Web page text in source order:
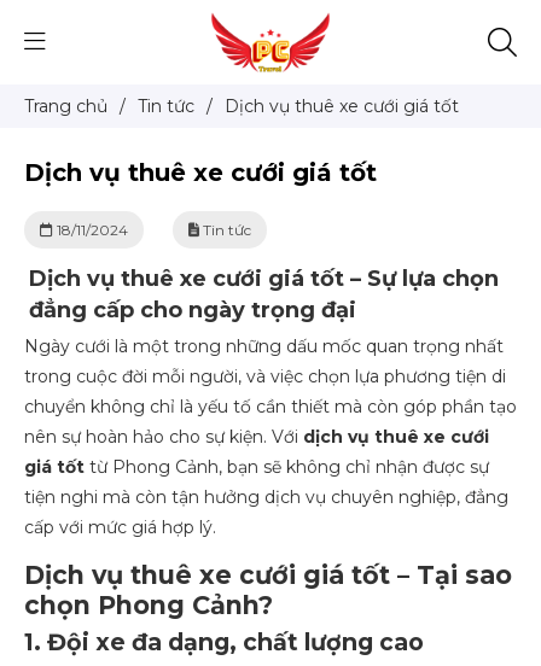
Trang chủ / Tin tức / Dịch vụ thuê xe cưới giá tốt
Dịch vụ thuê xe cưới giá tốt
18/11/2024 Tin tức
Dịch vụ thuê xe cưới giá tốt – Sự lựa chọn
đẳng cấp cho ngày trọng đại
Ngày cưới là một trong những dấu mốc quan trọng nhất
trong cuộc đời mỗi người, và việc chọn lựa phương tiện di
chuyển không chỉ là yếu tố cần thiết mà còn góp phần tạo
nên sự hoàn hảo cho sự kiện. Với dịch vụ thuê xe cưới
giá tốt từ Phong Cảnh, bạn sẽ không chỉ nhận được sự
tiện nghi mà còn tận hưởng dịch vụ chuyên nghiệp, đẳng
cấp với mức giá hợp lý.
Dịch vụ thuê xe cưới giá tốt – Tại sao
chọn Phong Cảnh?
1. Đội xe đa dạng, chất lượng cao